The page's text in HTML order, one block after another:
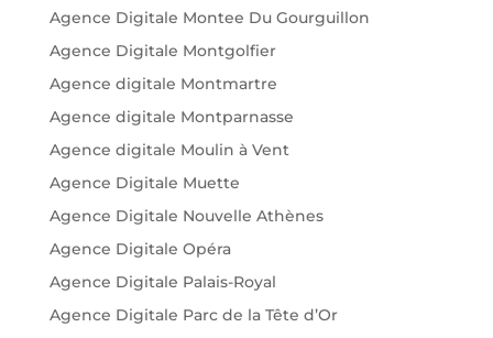
Agence Digitale Montee Du Gourguillon
Agence Digitale Montgolfier
Agence digitale Montmartre
Agence digitale Montparnasse
Agence digitale Moulin à Vent
Agence Digitale Muette
Agence Digitale Nouvelle Athènes
Agence Digitale Opéra
Agence Digitale Palais-Royal
Agence Digitale Parc de la Tête d’Or